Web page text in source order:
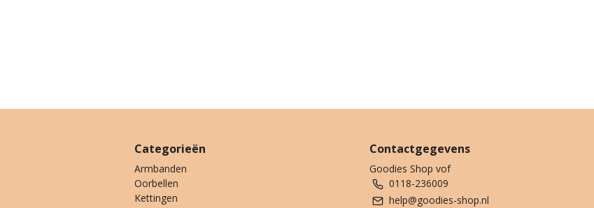
Categorieën
Armbanden
Oorbellen
Kettingen
Contactgegevens
Goodies Shop vof
0118-236009
help@goodies-shop.nl